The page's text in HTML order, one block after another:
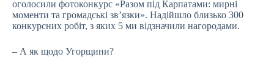
оголосили фотоконкурс «Разом під Карпатами: мирні
моменти та громадські зв’язки». Надійшло близько 300
конкурсних робіт, з яких 5 ми відзначили нагородами.
– А як щодо Угорщини?